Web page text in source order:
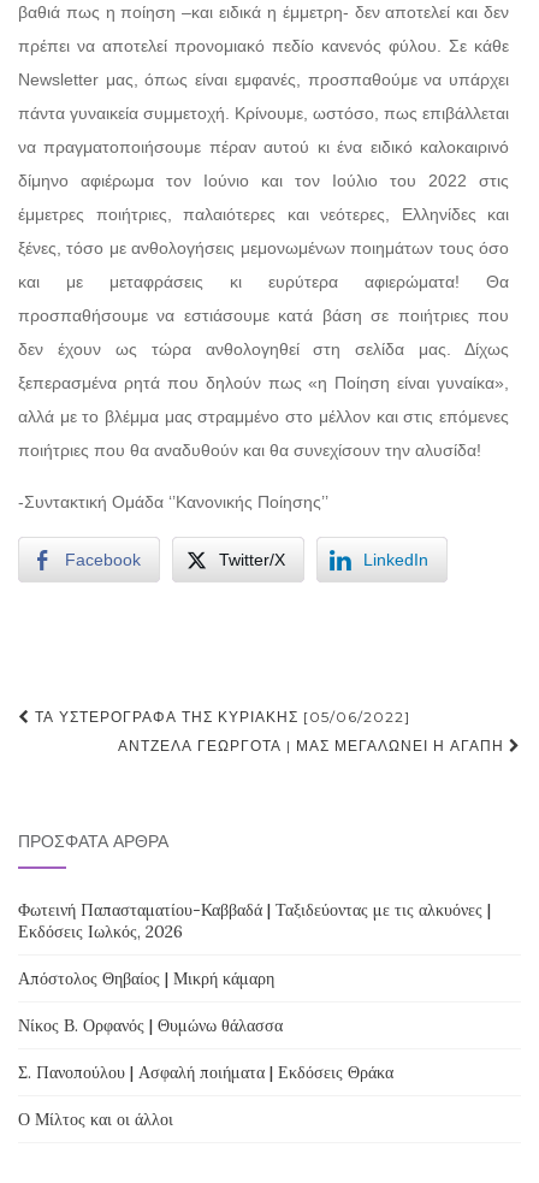
βαθιά πως η ποίηση –και ειδικά η έμμετρη- δεν αποτελεί και δεν
πρέπει να αποτελεί προνομιακό πεδίο κανενός φύλου. Σε κάθε
Newsletter μας, όπως είναι εμφανές, προσπαθούμε να υπάρχει
πάντα γυναικεία συμμετοχή. Κρίνουμε, ωστόσο, πως επιβάλλεται
να πραγματοποιήσουμε πέραν αυτού κι ένα ειδικό καλοκαιρινό
δίμηνο αφιέρωμα τον Ιούνιο και τον Ιούλιο του 2022 στις
έμμετρες ποιήτριες, παλαιότερες και νεότερες, Ελληνίδες και
ξένες, τόσο με ανθολογήσεις μεμονωμένων ποιημάτων τους όσο
και με μεταφράσεις κι ευρύτερα αφιερώματα! Θα
προσπαθήσουμε να εστιάσουμε κατά βάση σε ποιήτριες που
δεν έχουν ως τώρα ανθολογηθεί στη σελίδα μας. Δίχως
ξεπερασμένα ρητά που δηλούν πως «η Ποίηση είναι γυναίκα»,
αλλά με το βλέμμα μας στραμμένο στο μέλλον και στις επόμενες
ποιήτριες που θα αναδυθούν και θα συνεχίσουν την αλυσίδα!
-Συντακτική Ομάδα ‘’Κανονικής Ποίησης’’
Facebook Twitter/X LinkedIn
Post
navigation
ΤΑ ΥΣΤΕΡΌΓΡΑΦΑ ΤΗΣ ΚΥΡΙΑΚΉΣ [05/06/2022]
ΆΝΤΖΕΛΑ ΓΕΩΡΓΟΤΆ | ΜΑΣ ΜΕΓΑΛΏΝΕΙ Η ΑΓΆΠΗ
ΠΡΌΣΦΑΤΑ ΆΡΘΡΑ
Φωτεινή Παπασταματίου-Καββαδά | Ταξιδεύοντας με τις αλκυόνες |
Εκδόσεις Ιωλκός, 2026
Απόστολος Θηβαίος | Μικρή κάμαρη
Νίκος Β. Ορφανός | Θυμώνω θάλασσα
Σ. Πανοπούλου | Ασφαλή ποιήματα | Εκδόσεις Θράκα
Ο Μίλτος και οι άλλοι